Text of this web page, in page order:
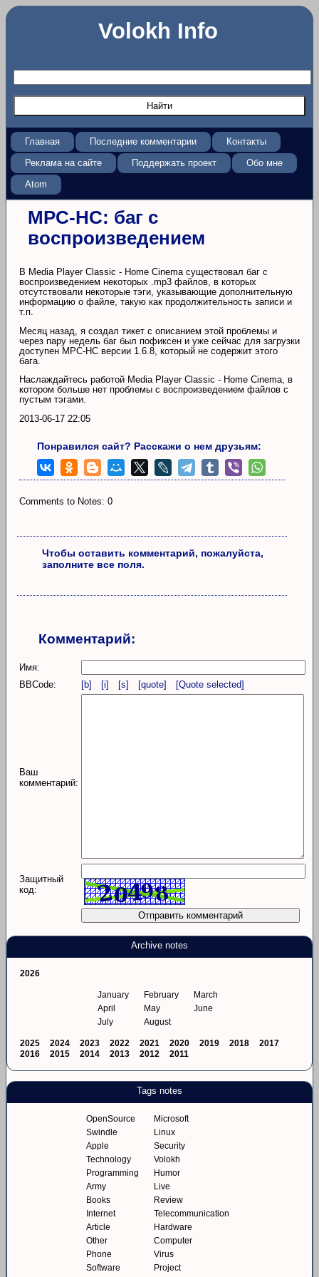
Volokh Info
Главная Последние комментарии
Контакты
Реклама на сайте
Поддержать проект
Обо мне
Atom
MPC-HC: баг с
воспроизведением
В Media Player Classic - Home Cinema существовал баг с
воспроизведением некоторых .mp3 файлов, в которых
отсутствовали некоторые тэги, указывающие дополнительную
информацию о файле, такую как продолжительность записи и
т.п.
Месяц назад, я создал тикет с описанием этой проблемы и
через пару недель баг был пофиксен и уже сейчас для загрузки
доступен MPC-HC версии 1.6.8, который не содержит этого
бага.
Наслаждайтесь работой Media Player Classic - Home Cinema, в
котором больше нет проблемы с воспроизведением файлов с
пустым тэгами.
2013-06-17 22:05
Понравился сайт? Расскажи о нем друзьям:
Comments to Notes: 0
Чтобы оставить комментарий, пожалуйста,
заполните все поля.
Комментарий:
Имя:
BBCode:
[b] [i] [s] [quote] [Quote selected]
Ваш
комментарий:
Защитный
код:
Archive notes
2026
January February
March
April
May
June
July
August
2025 2024 2023 2022 2021 2020 2019 2018
2017
2016
2015 2014 2013 2012 2011
Tags notes
OpenSource
Microsoft
Swindle
Linux
Apple
Security
Technology
Volokh
Programming
Humor
Army
Live
Books
Review
Internet
Telecommunication
Article
Hardware
Other
Computer
Phone
Virus
Software
Project